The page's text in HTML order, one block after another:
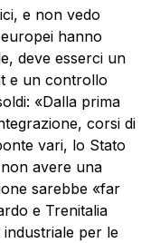
e non vedo
hanno
deve esserci un
e un controllo
«Dalla prima
corsi di
vari, lo Stato
avere una
sarebbe «far
e Trenitalia
per le